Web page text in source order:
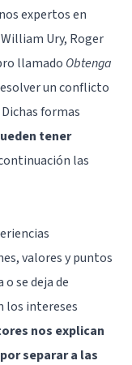
expertos en
Ury, Roger
llamado Obtenga
un conflicto
formas
tener
las
valores y puntos
se deja de
los intereses
nos explican
separar a las